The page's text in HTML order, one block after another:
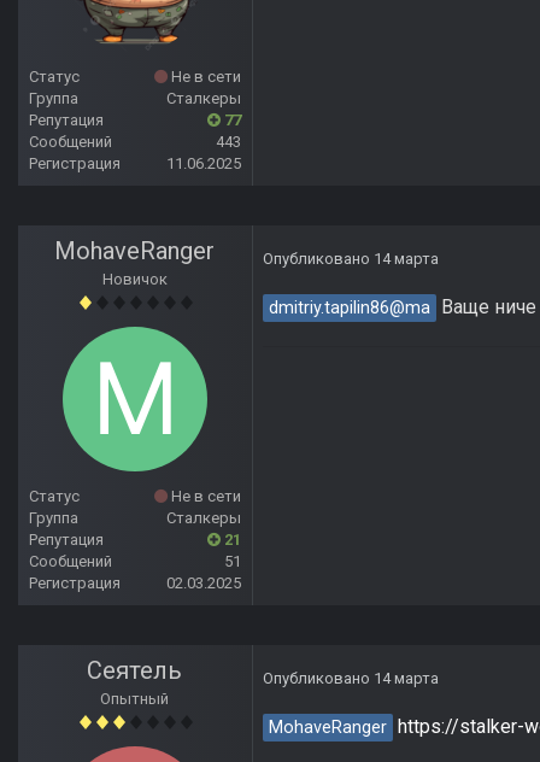
Статус
Не в сети
Группа
Сталкеры
Репутация
77
Сообщений
443
Регистрация
11.06.2025
MohaveRanger
Новичок
Статус
Не в сети
Группа
Сталкеры
Репутация
21
Сообщений
51
Регистрация
02.03.2025
Опубликовано 14 марта
dmitriy.tapilin86@ma Ваще ниче
Сеятель
Опытный
Опубликовано 14 марта
MohaveRanger https://stalker-